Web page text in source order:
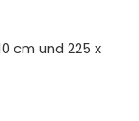
cm und 225 x